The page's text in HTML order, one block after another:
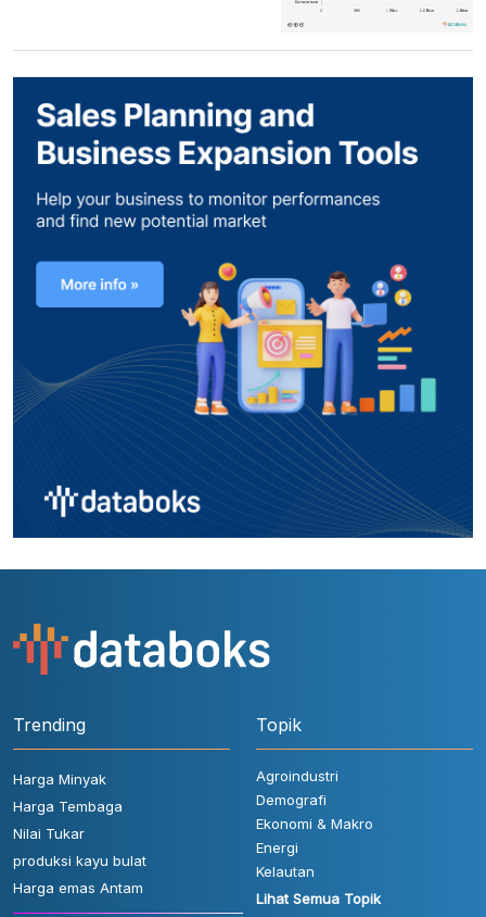
Trending
Harga Minyak
Harga Tembaga
Nilai Tukar
produksi kayu bulat
Harga emas Antam
Topik
Agroindustri
Demografi
Ekonomi & Makro
Energi
Kelautan
Lihat Semua Topik